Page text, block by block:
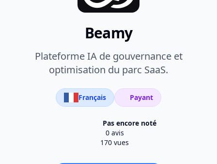
Beamy
Plateforme IA de gouvernance et
optimisation du parc SaaS.
Français Payant
Pas encore noté
0 avis
170 vues